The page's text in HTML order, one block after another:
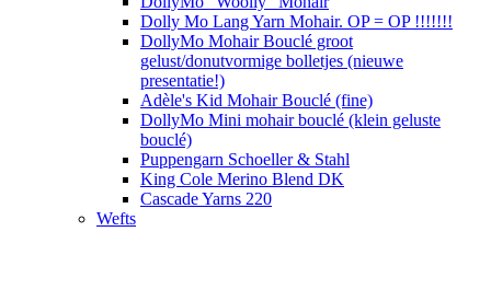
Dolly Mo Lang Yarn Mohair. OP = OP !!!!!!!
DollyMo Mohair Bouclé groot
gelust/donutvormige bolletjes (nieuwe
presentatie!)
Adèle's Kid Mohair Bouclé (fine)
DollyMo Mini mohair bouclé (klein geluste
bouclé)
Puppengarn Schoeller & Stahl
King Cole Merino Blend DK
Cascade Yarns 220
Wefts